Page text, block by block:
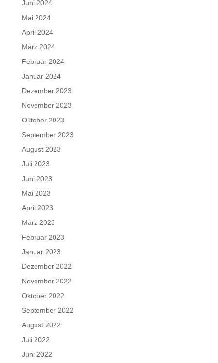
Juni 2024
Mai 2024
April 2024
März 2024
Februar 2024
Januar 2024
Dezember 2023
November 2023
Oktober 2023
September 2023
August 2023
Juli 2023
Juni 2023
Mai 2023
April 2023
März 2023
Februar 2023
Januar 2023
Dezember 2022
November 2022
Oktober 2022
September 2022
August 2022
Juli 2022
Juni 2022